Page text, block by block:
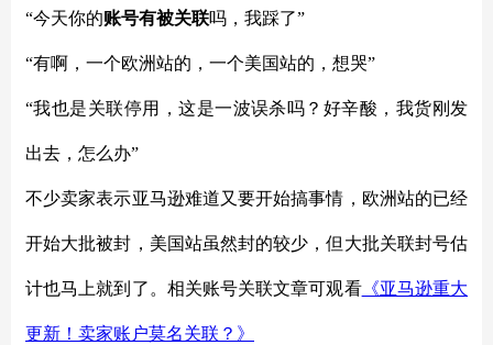
“今天你的账号有被关联吗，我踩了”
“有啊，一个欧洲站的，一个美国站的，想哭”
“我也是关联停用，这是一波误杀吗？好辛酸，我货刚发
出去，怎么办”
不少卖家表示亚马逊难道又要开始搞事情，欧洲站的已经
开始大批被封，美国站虽然封的较少，但大批关联封号估
计也马上就到了。相关账号关联文章可观看《亚马逊重大
更新！卖家账户莫名关联？》